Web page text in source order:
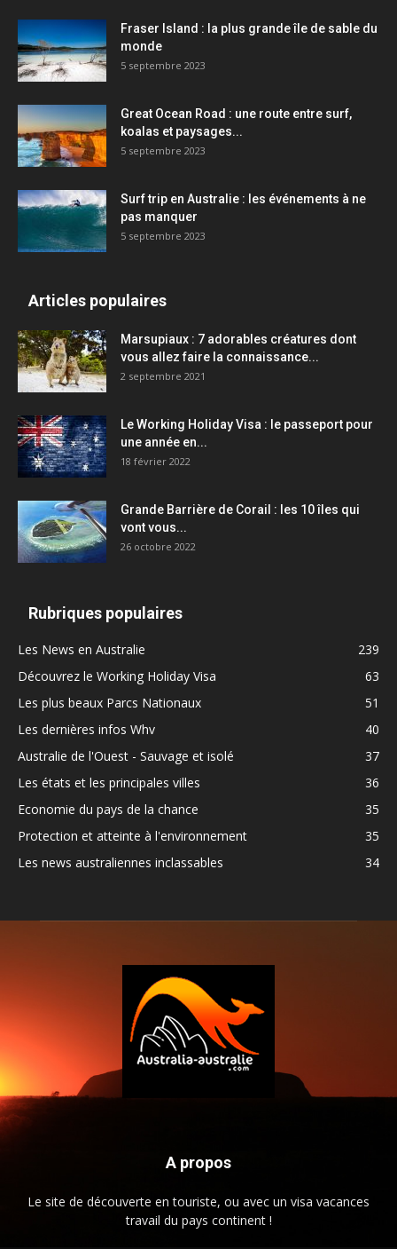
Fraser Island : la plus grande île de sable du
monde
5 septembre 2023
Great Ocean Road : une route entre surf,
koalas et paysages...
5 septembre 2023
Surf trip en Australie : les événements à ne
pas manquer
5 septembre 2023
Articles populaires
Marsupiaux : 7 adorables créatures dont
vous allez faire la connaissance...
2 septembre 2021
Le Working Holiday Visa : le passeport pour
une année en...
18 février 2022
Grande Barrière de Corail : les 10 îles qui
vont vous...
26 octobre 2022
Rubriques populaires
Les News en Australie
239
Découvrez le Working Holiday Visa
63
Les plus beaux Parcs Nationaux
51
Les dernières infos Whv
40
Australie de l'Ouest - Sauvage et isolé
37
Les états et les principales villes
36
Economie du pays de la chance
35
Protection et atteinte à l'environnement
35
Les news australiennes inclassables
34
A propos
Le site de découverte en touriste, ou avec un visa vacances
travail du pays continent !